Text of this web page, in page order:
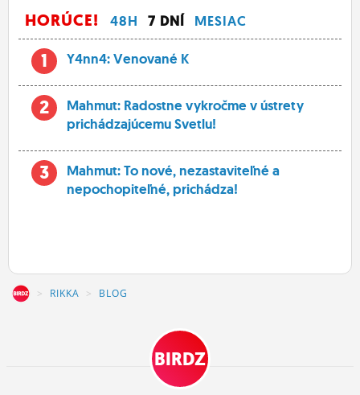
HORÚCE! 48H 7 DNÍ MESIAC
1 Y4nn4: Venované K
2
Mahmut: Radostne vykročme v ústrety
prichádzajúcemu Svetlu!
3
Mahmut: To nové, nezastaviteľné a
nepochopiteľné, prichádza!
RIKKA BLOG
BIRDZ